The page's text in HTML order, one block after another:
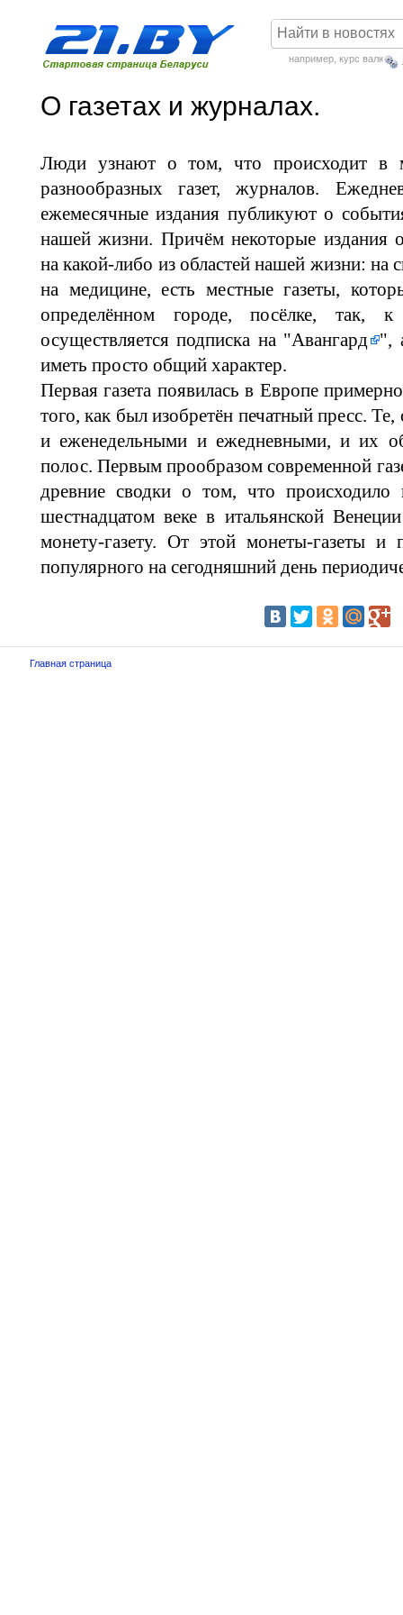
например, курс валют
О газетах и журналах.
Люди узнают о том, что происходит в
разнообразных газет, журналов.
ежемесячные издания публикуют о
нашей жизни. Причём некоторые издания
на какой-либо из областей нашей жизни: на
на медицине, есть местные газеты,
определённом городе, посёлке, так,
осуществляетсяподписка на "Авангард
",
иметь просто общий характер.
Первая газета появилась в Европе
того, как был изобретён печатный пресс.
и еженедельными и ежедневными, и их
полос. Первым прообразом современной
древние сводки о том, что
шестнадцатом веке в итальянской
монету-газету. От этой монеты-газеты и
популярного на сегодняшний день
Главная страница